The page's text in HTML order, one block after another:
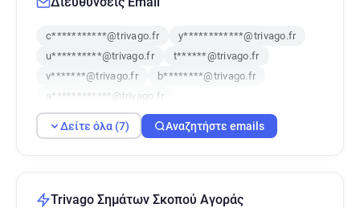
c***********@trivago.fr
y************@trivago.fr
u**********@trivago.fr
t******@trivago.fr
v*******@trivago.fr
b********@trivago.fr
a************@trivago.fr
Δείτε όλα (7) Αναζητήστε emails
Trivago Σημάτων Σκοπού Αγοράς